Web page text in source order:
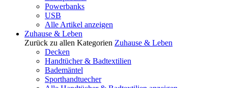
Powerbanks
USB
Alle Artikel anzeigen
Zuhause & Leben
Zurück zu allen Kategorien Zuhause & Leben
Decken
Handtücher & Badtextilien
Bademäntel
Sporthandtuecher